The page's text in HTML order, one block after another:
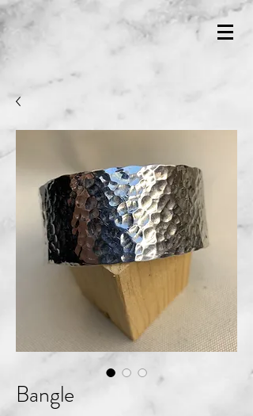
Bangle